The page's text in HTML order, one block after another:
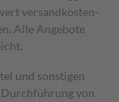
versand­kosten­
Alle Angebote
und sonstigen
von